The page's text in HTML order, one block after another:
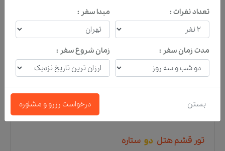
تور قشمهتل دو ستاره
تعداد نفرات : مبدا سفر :
مدت زمان سفر : زمان شروع سفر :
بستن درخواست رزرو و مشاوره